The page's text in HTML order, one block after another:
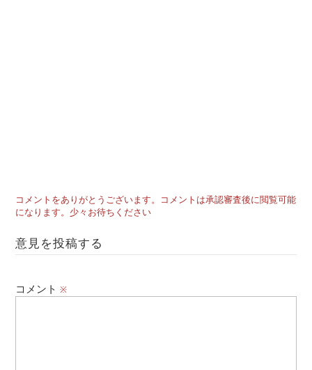
コメントをありがとうございます。コメントは承認審査後に閲覧可能
になります。少々お待ちください
意見を投稿する
コメント※